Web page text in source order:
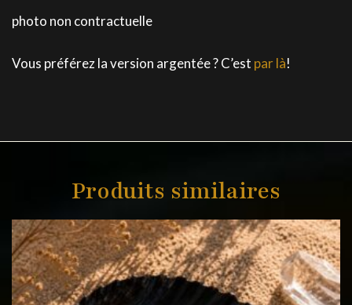
photo non contractuelle
Vous préférez la version argentée ? C’est par là!
Produits similaires